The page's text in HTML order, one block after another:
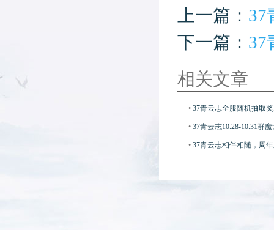
上一篇： 37
下一篇： 37
相关文章
• 37青云志全服随机抽取
• 37青云志10.28-10.31群
• 37青云志相伴相随，周